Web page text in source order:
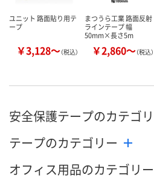
カゴへ
ユニット 路面貼り用テ
ープ
￥3,128～（税込）
まつうら工業 路面反射
ラインテープ 幅
50mm×長さ5m
￥2,860～（税込）
安全保護テープのカテゴ
テープのカテゴリー
オフィス用品のカテゴリー